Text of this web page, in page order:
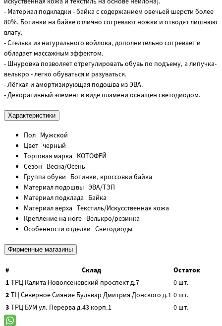
- Материал подкладки - байка с содержанием овечьей шерсти более
80%. Ботинки на байке отлично согревают ножки и отводят лишнюю
влагу.
- Стелька из натурального войлока, дополнительно согревает и
обладает массажным эффектом.
- Шнуровка позволяет отрегулировать обувь по подъему, а липучка-
велькро - легко обуваться и разуваться.
- Лёгкая и амортизирующая подошва из ЭВА.
- Декоративный элемент в виде пламени оснащен светодиодом.
Характеристики
Пол Мужской
Цвет черный
Торговая марка КОТОФЕЙ
Сезон Весна/Осень
Группа обуви Ботинки, кроссовки байка
Материал подошвы ЭВА/ТЭП
Материал подклада Байка
Материал верха Текстиль/Искусственная кожа
Крепление на ноге Велькро/резинка
Особенности отделки Светодиоды
Фирменные магазины
# Склад
Остаток
1 ТРЦ Калита Новоясеневский проспект д.7 0 шт.
2 ТЦ Северное Сияние Бульвар Дмитрия Донского д.1 0 шт.
3 ТРЦ БУМ ул. Перерва д.43 корп.1 0 шт.